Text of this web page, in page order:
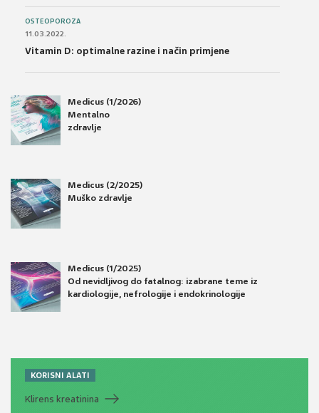
OSTEOPOROZA
11.03.2022.
Vitamin D: optimalne razine i način primjene
Medicus (1/2026)
Mentalno
zdravlje
Medicus (2/2025)
Muško zdravlje
Medicus (1/2025)
Od nevidljivog do fatalnog: izabrane teme iz
kardiologije, nefrologije i endokrinologije
KORISNI ALATI
Klirens kreatinina